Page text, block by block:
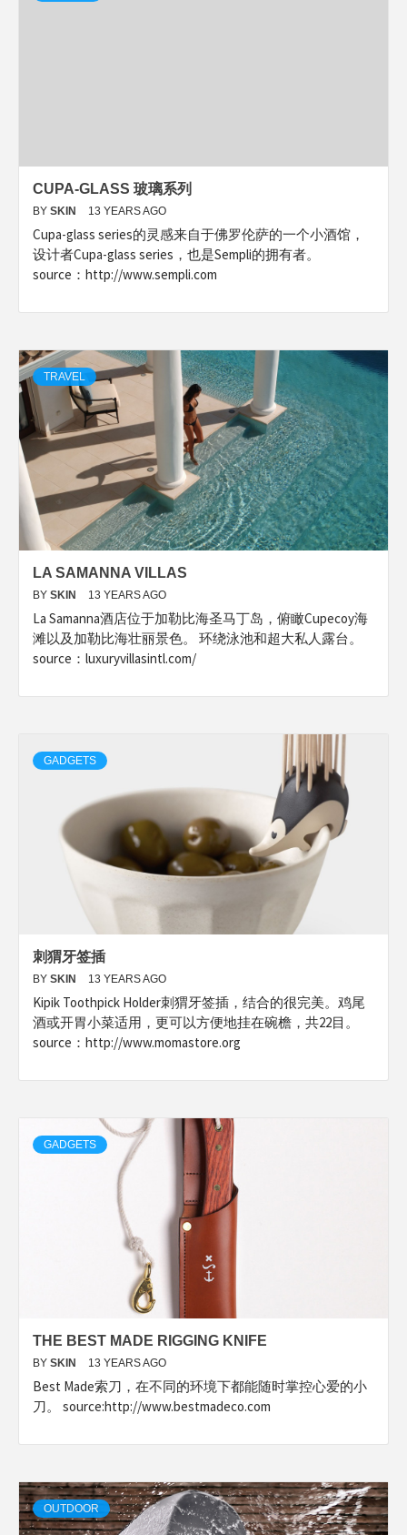
CUPA-GLASS 玻璃系列
BY SKIN 13 YEARS AGO
Cupa-glass series的灵感来自于佛罗伦萨的一个小酒馆，
设计者Cupa-glass series，也是Sempli的拥有者。
source：http://www.sempli.com
TRAVEL
LA SAMANNA VILLAS
BY SKIN 13 YEARS AGO
La Samanna酒店位于加勒比海圣马丁岛，俯瞰Cupecoy海
滩以及加勒比海壮丽景色。 环绕泳池和超大私人露台。
source：luxuryvillasintl.com/
GADGETS
刺猬牙签插
BY SKIN 13 YEARS AGO
Kipik Toothpick Holder刺猬牙签插，结合的很完美。鸡尾
酒或开胃小菜适用，更可以方便地挂在碗檐，共22目。
source：http://www.momastore.org
GADGETS
THE BEST MADE RIGGING KNIFE
BY SKIN 13 YEARS AGO
Best Made索刀，在不同的环境下都能随时掌控心爱的小
刀。 source:http://www.bestmadeco.com
OUTDOOR